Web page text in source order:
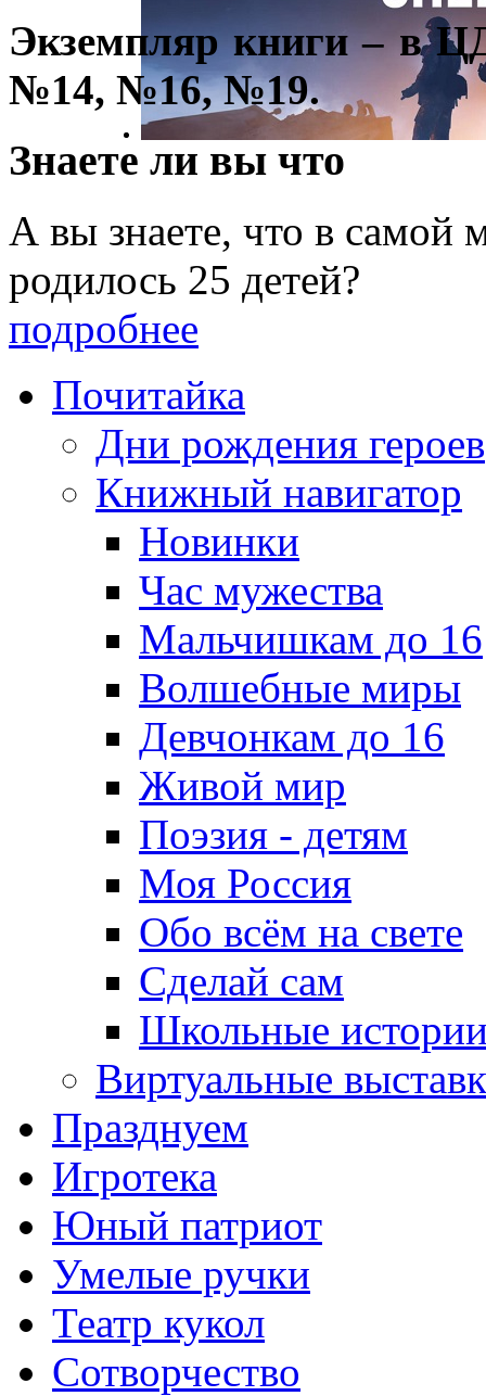
Экземпляр книги – в
№14, №16, №19.
Знаете ли вы что
А вы знаете, что в самой
родилось 25 детей?
подробнее
Почитайка
Дни рождения героев
Книжный навигатор
Новинки
Час мужества
Мальчишкам до 16
Волшебные миры
Девчонкам до 16
Живой мир
Поэзия - детям
Моя Россия
Обо всём на свете
Сделай сам
Школьные
Виртуальные
Празднуем
Игротека
Юный патриот
Умелые ручки
Театр кукол
Сотворчество